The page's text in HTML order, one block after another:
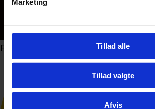
Tillad alle
Tillad valgte
Afvis
Foto: PR / Dansk Folkeparti